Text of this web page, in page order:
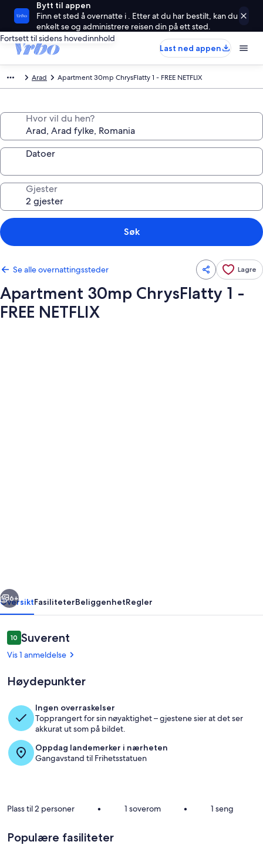
Bytt til appen
Finn et sted å overnatte i . Etter at du har bestilt, kan du
enkelt se og administrere reisen din på ett sted.
Fortsett til sidens hovedinnhold
Last ned appen
Arad Apartment 30mp ChrysFlatty 1 - FREE NETFLIX
Hvor vil du hen?
Datoer
Gjester
Søk
Se alle overnattingssteder Lagre
Apartment 30mp ChrysFlatty 1 -
FREE NETFLIX
NETFLIX
Innvendig
6+
OversiktFasiliteterBeliggenhetRegler
Anmeldelser
1010 av 10 –
Suverent
Vis 1 anmeldelse
Høydepunkter
Ingen overraskelser
Topprangert for sin nøyaktighet – gjestene sier at det ser
akkurat ut som på bildet.
Oppdag landemerker i nærheten
Gangavstand til Frihetsstatuen
Plass til 2 personer • 1 soverom • 1 seng
Populære fasiliteter